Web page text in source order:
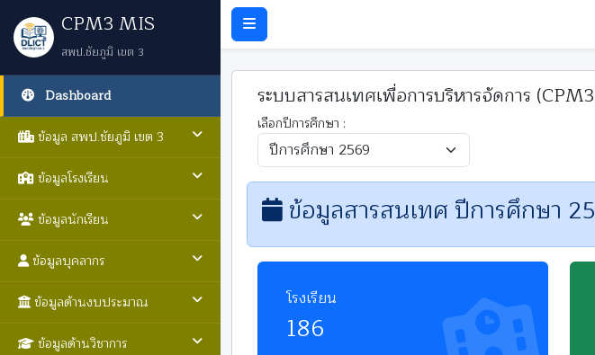
CPM3 MIS
สพป.ชัยภูมิ เขต 3
Dashboard
ข้อมูล สพป.ชัยภูมิ เขต 3
ข้อมูลโรงเรียน
ข้อมูลนักเรียน
ข้อมูลบุคลากร
ข้อมูลด้านงบประมาณ
ข้อมูลด้านวิชาการ
ระบบสารสนเทศเพื่อการบริหารจัดการ
เลือกปีการศึกษา :
ข้อมูลสารสนเทศ ปีการศึกษา
โรงเรียน
186